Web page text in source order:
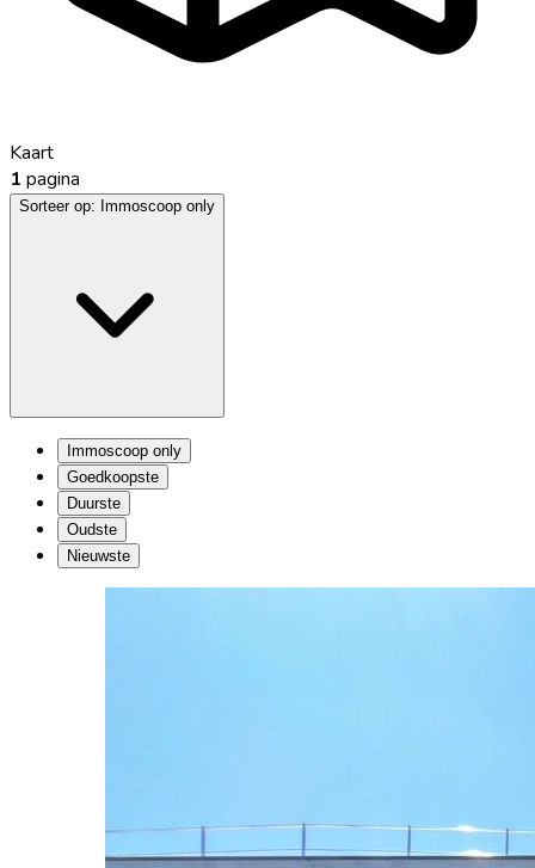
Kaart
1 pagina
Sorteer op: Immoscoop only
Immoscoop only
Goedkoopste
Duurste
Oudste
Nieuwste